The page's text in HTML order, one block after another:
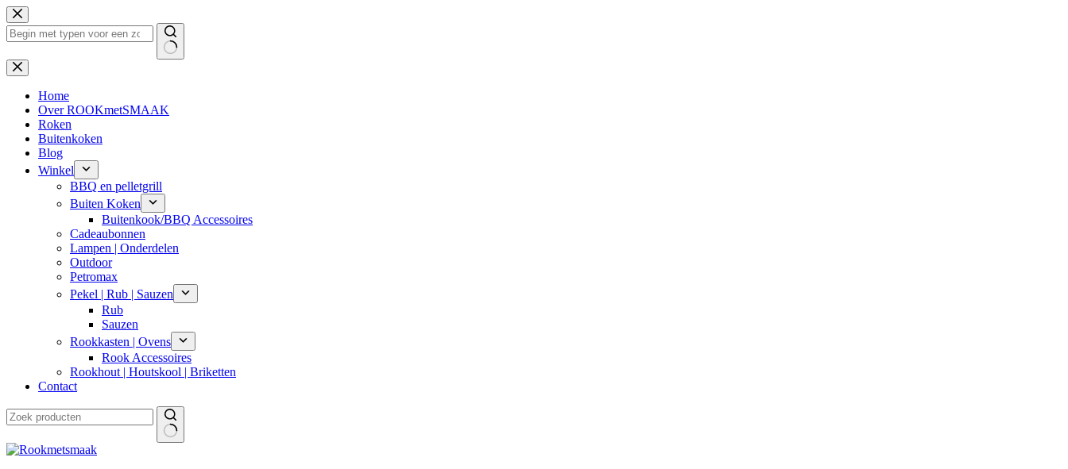
Ga
naar
de
Geen
resultaten
Home
Over ROOKmetSMAAK
Roken
Buitenkoken
Blog
Winkel
BBQ en pelletgrill
Buiten Koken
Buitenkook/BBQ Accessoires
Cadeaubonnen
Lampen | Onderdelen
Outdoor
Petromax
Pekel | Rub | Sauzen
Rub
Sauzen
Rookkasten | Ovens
Rook Accessoires
Rookhout | Houtskool | Briketten
Contact